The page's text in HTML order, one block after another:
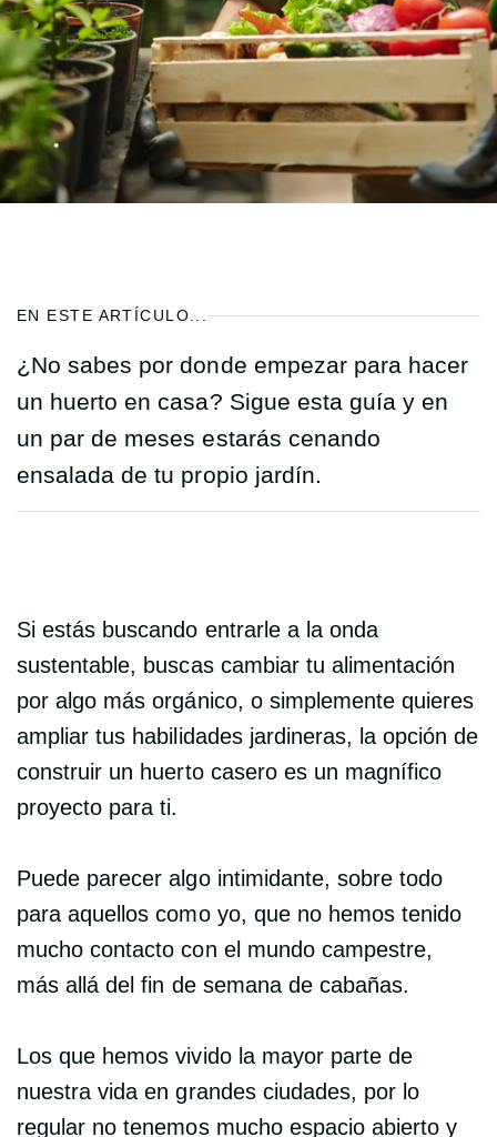
EN ESTE ARTÍCULO...
¿No sabes por donde empezar para hacer
un huerto en casa? Sigue esta guía y en
un par de meses estarás cenando
ensalada de tu propio jardín.
Si estás buscando entrarle a la onda
sustentable, buscas cambiar tu alimentación
por algo más orgánico, o simplemente quieres
ampliar tus habilidades jardineras, la opción de
construir un huerto casero es un magnífico
proyecto para ti.
Puede parecer algo intimidante, sobre todo
para aquellos como yo, que no hemos tenido
mucho contacto con el mundo campestre,
más allá del fin de semana de cabañas.
Los que hemos vivido la mayor parte de
nuestra vida en grandes ciudades, por lo
regular no tenemos mucho espacio abierto y